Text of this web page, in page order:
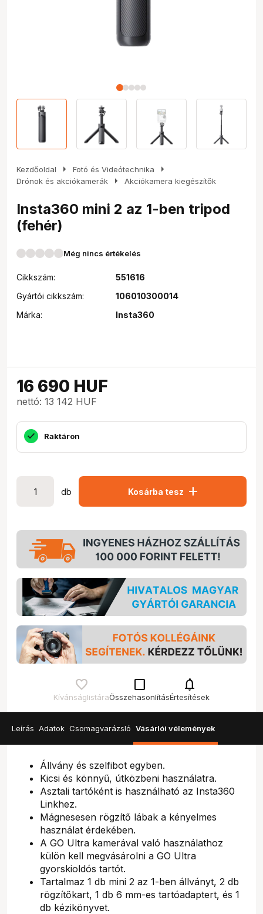
Kezdőoldal arrow_right Fotó és Videótechnika arrow_right
Drónok és akciókamerák arrow_right Akciókamera kiegészítők
Insta360 mini 2 az 1-ben tripod
(fehér)
Még nincs értékelés
Cikkszám:
551616
Gyártói cikkszám:
106010300014
Márka:
Insta360
16 690 HUF
nettó: 13 142 HUF
Raktáron
db Kosárba tesz add
Kívánságlistára
check_box_outline_blank
Összehasonlítás
notifications
Értesítések
Leírás Adatok Csomagvarázsló Vásárlói vélemények
Állvány és szelfibot egyben.
Kicsi és könnyű, útközbeni használatra.
Asztali tartóként is használható az Insta360
Linkhez.
Mágnesesen rögzítő lábak a kényelmes
használat érdekében.
A GO Ultra kamerával való használathoz
külön kell megvásárolni a GO Ultra
gyorskioldós tartót.
Tartalmaz 1 db mini 2 az 1-ben állványt, 2 db
rögzítőkart, 1 db 6 mm-es tartóadaptert, és 1
db kézikönyvet.